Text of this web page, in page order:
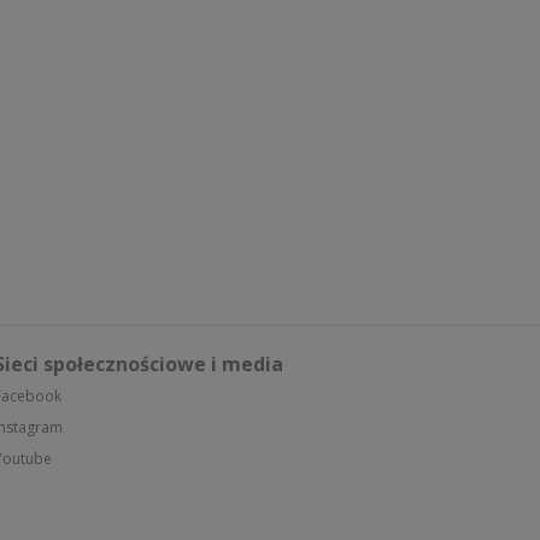
społecznościowe i media